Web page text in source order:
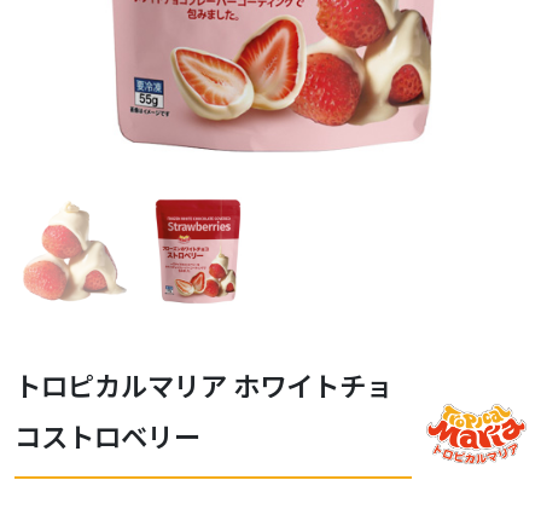
トロピカルマリア ホワイトチョ
コストロベリー